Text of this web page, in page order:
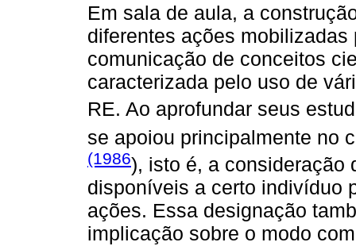
Em sala de aula, a
diferentes ações
comunicação de conceitos
caracterizada pelo uso de
RE. Ao aprofundar seus
se apoiou principalmente no
(1986), isto é, a consideração
disponíveis a certo indivíduo
ações. Essa designação
implicação sobre o modo